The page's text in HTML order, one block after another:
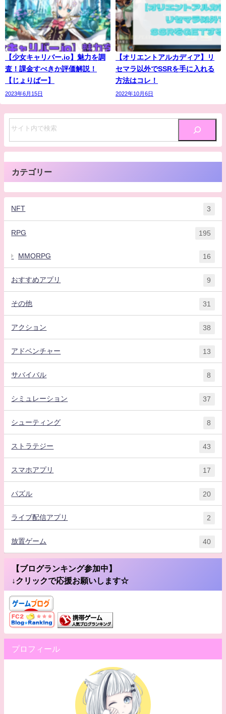
【少女キャリバー.io】魅力を調
査！課金すべきか評価解説！
【じょりばー】
2023年6月15日
【オリエントアルカディア】リ
セマラ以外でSSRを手に入れる
方法はコレ！
2022年10月6日
カテゴリー
NFT 3
RPG 195
MMORPG 16
おすすめアプリ 9
その他 31
アクション 38
アドベンチャー 13
サバイバル 8
シミュレーション 37
シューティング 8
ストラテジー 43
スマホアプリ 17
パズル 20
ライブ配信アプリ 2
放置ゲーム 40
【ブログランキング参加中】
↓クリックで応援お願いします☆
プロフィール